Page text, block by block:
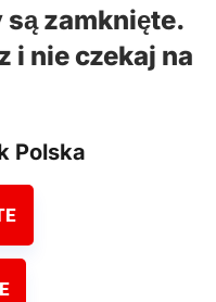
zamknięte.
i nie czekaj na
Polska